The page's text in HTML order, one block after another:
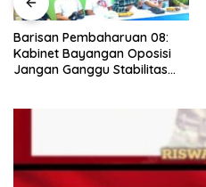
Barisan Pembaharuan 08:
Kabinet Bayangan Oposisi
Jangan Ganggu Stabilitas